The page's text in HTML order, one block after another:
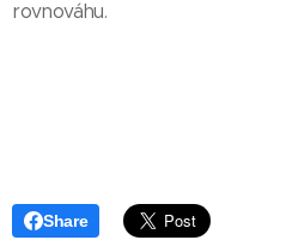
rovnováhu.
Share